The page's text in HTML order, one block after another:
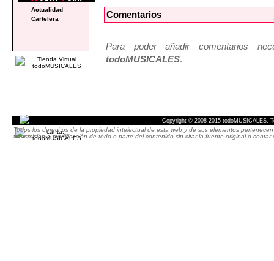
Comentarios
Para poder añadir comentarios
todoMUSICALES.
Actualidad
Cartelera
Copyright © 2008-2015 todoMUSICALES.
Todos los derechos de la propiedad intelectual de esta web y de sus elementos
transmisión o modificación de todo o parte del contenido sin citar la fuente original o